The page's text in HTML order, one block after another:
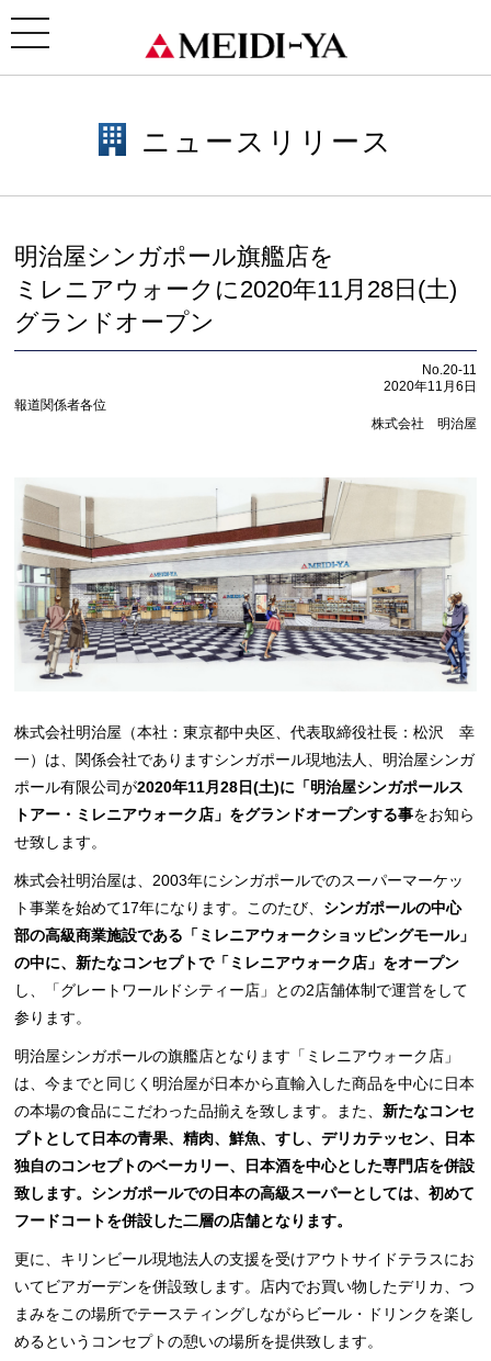
toggle
navigation
グランドオープン
ニュースリリース
明治屋シンガポール旗艦店を
ミレニアウォークに2020年11月28日(土)
グランドオープン
No.20-11
2020年11月6日
報道関係者各位
株式会社 明治屋
株式会社明治屋（本社：東京都中央区、代表取締役社長：松沢 幸
一）は、関係会社でありますシンガポール現地法人、明治屋シンガ
ポール有限公司が2020年11月28日(土)に「明治屋シンガポールス
トアー・ミレニアウォーク店」をグランドオープンする事をお知ら
せ致します。
株式会社明治屋は、2003年にシンガポールでのスーパーマーケッ
ト事業を始めて17年になります。このたび、 シンガポールの中心
部の高級商業施設である「ミレニアウォークショッピングモール」
の中に、新たなコンセプトで「ミレニアウォーク店」をオープン
し、「グレートワールドシティー店」との2店舗体制で運営をして
参ります。
明治屋シンガポールの旗艦店となります「ミレニアウォーク店」
は、今までと同じく明治屋が日本から直輸入した商品を中心に日本
の本場の食品にこだわった品揃えを致します。また、 新たなコンセ
プトとして日本の青果、精肉、鮮魚、すし、デリカテッセン、日本
独自のコンセプトのベーカリー、日本酒を中心とした専門店を併設
致します。シンガポールでの日本の高級スーパーとしては、初めて
フードコートを併設した二層の店舗となります。
更に、キリンビール現地法人の支援を受けアウトサイドテラスにお
いてビアガーデンを併設致します。店内でお買い物したデリカ、つ
まみをこの場所でテースティングしながらビール・ドリンクを楽し
めるというコンセプトの憩いの場所を提供致します。